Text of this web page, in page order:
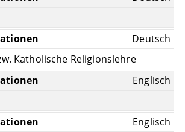
Deutsch
Katholische Religionslehre
Englisch
Englisch